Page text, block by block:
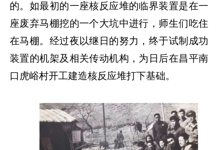
的。如最初的一座核反应堆的临界装置是在一
座废弃马棚挖的一个大坑中进行，师生们吃住
在马棚。经过夜以继日的努力，终于试制成功
装置的机架及相关传动机构，为日后在昌平南
口虎峪村开工建造核反应堆打下基础。